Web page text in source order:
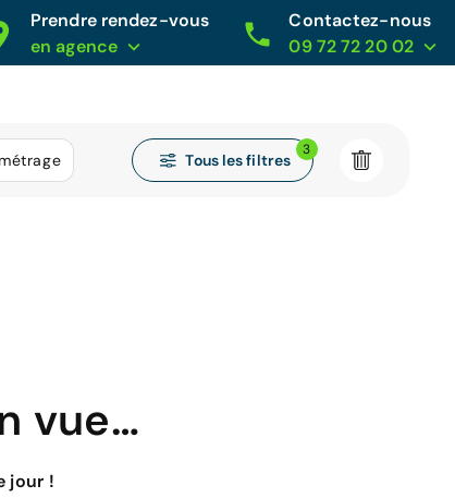
Prendre rendez-vous
en agence
Contactez-nous
09 72 72 20 02
Tous les filtres
3
vue…
jour !